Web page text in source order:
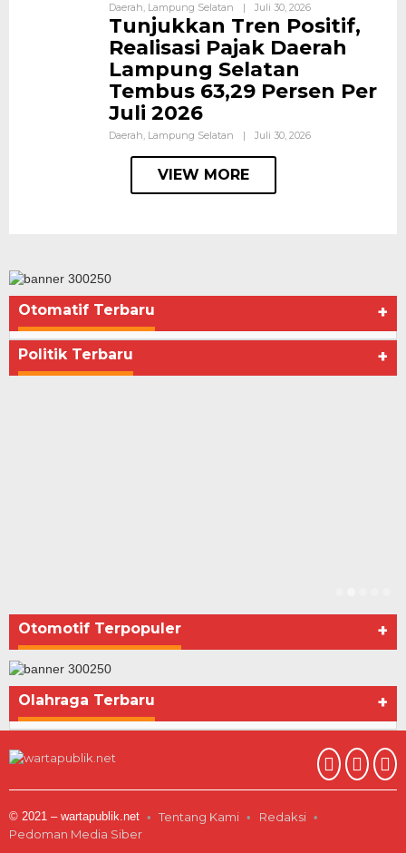
Daerah, Lampung Selatan | Juli 30, 2026
Tunjukkan Tren Positif,
Realisasi Pajak Daerah
Lampung Selatan
Tembus 63,29 Persen Per
Juli 2026
Daerah, Lampung Selatan | Juli 30, 2026
VIEW MORE
Otomatif Terbaru +
Politik Terbaru +
Seberapa Bahayanya Doping?
Di Advertorial, Kesehatan, Politik
Otomotif Terpopuler +
Olahraga Terbaru +
© 2021 – wartapublik.net Tentang Kami
Redaksi
Pedoman Media Siber